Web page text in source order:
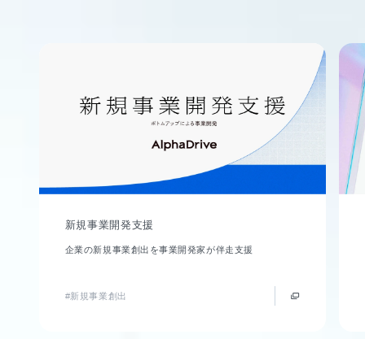
新規事業開発支援
企業の新規事業創出を事業開発家が伴走支援
#新規事業創出